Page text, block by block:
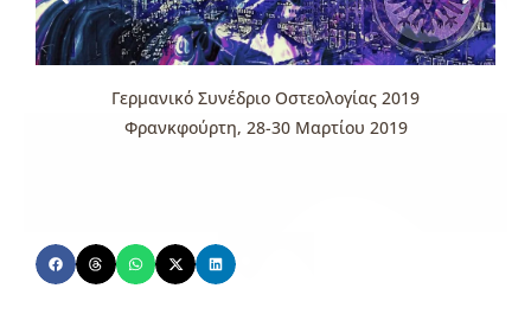
Γερμανικό Συνέδριο Οστεολογίας 2019
Φρανκφούρτη, 28-30 Μαρτίου 2019